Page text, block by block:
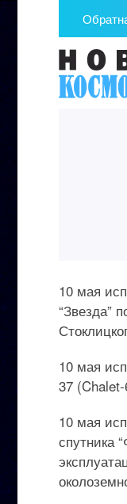
10 мая
“Звезда”
10 мая
37
10 мая
спутника